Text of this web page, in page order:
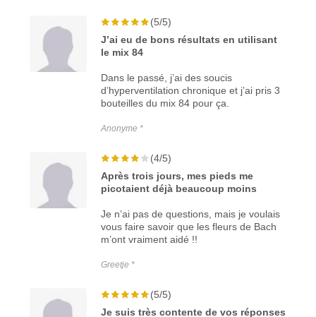
(5/5)
J’ai eu de bons résultats en utilisant
le mix 84
Dans le passé, j’ai des soucis
d’hyperventilation chronique et j’ai pris 3
bouteilles du mix 84 pour ça.
Anonyme *
(4/5)
Après trois jours, mes pieds me
picotaient déjà beaucoup moins
Je n’ai pas de questions, mais je voulais
vous faire savoir que les fleurs de Bach
m’ont vraiment aidé !!
Greetje *
(5/5)
Je suis très contente de vos réponses